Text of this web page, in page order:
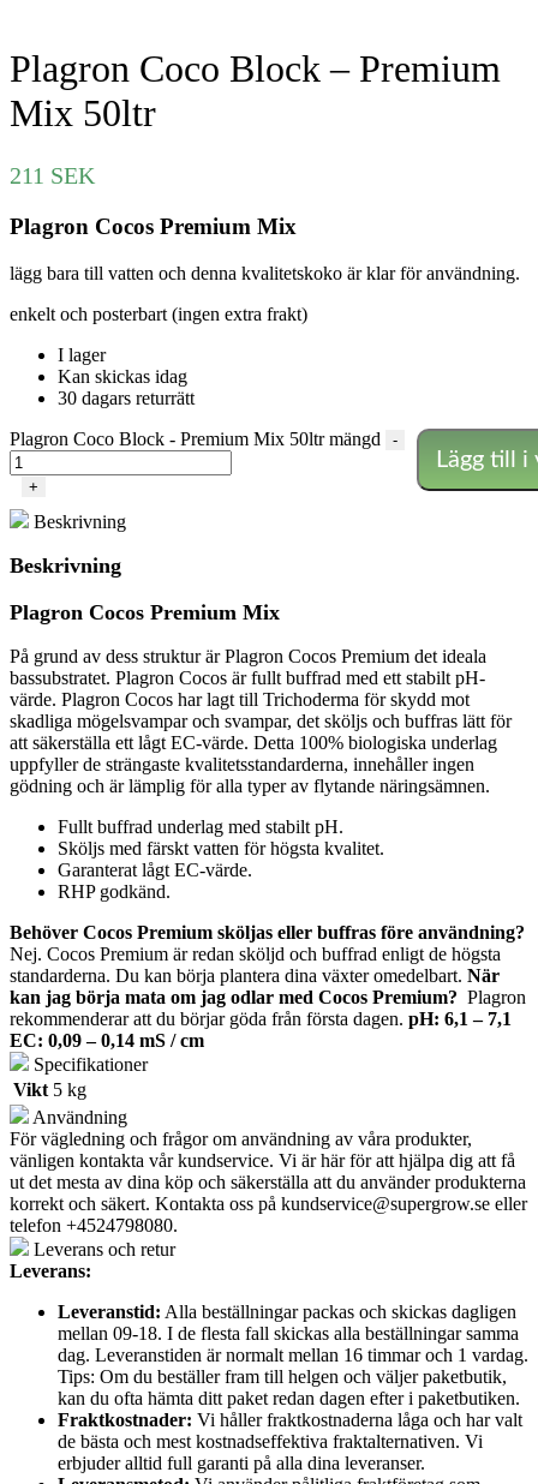
Plagron Coco Block – Premium
Mix 50ltr
211 SEK
Plagron Cocos Premium Mix
lägg bara till vatten och denna kvalitetskoko är klar för användning.
enkelt och posterbart (ingen extra frakt)
I lager
Kan skickas idag
30 dagars returrätt
Plagron Coco Block - Premium Mix 50ltr mängd
-
+
Lägg till i
Beskrivning
Beskrivning
Plagron Cocos Premium Mix
På grund av dess struktur är Plagron Cocos Premium det ideala
bassubstratet. Plagron Cocos är fullt buffrad med ett stabilt pH-
värde. Plagron Cocos har lagt till Trichoderma för skydd mot
skadliga mögelsvampar och svampar, det sköljs och buffras lätt för
att säkerställa ett lågt EC-värde. Detta 100% biologiska underlag
uppfyller de strängaste kvalitetsstandarderna, innehåller ingen
gödning och är lämplig för alla typer av flytande näringsämnen.
Fullt buffrad underlag med stabilt pH.
Sköljs med färskt vatten för högsta kvalitet.
Garanterat lågt EC-värde.
RHP godkänd.
Behöver Cocos Premium sköljas eller buffras före användning?
Nej. Cocos Premium är redan sköljd och buffrad enligt de högsta
standarderna. Du kan börja plantera dina växter omedelbart. När
kan jag börja mata om jag odlar med Cocos Premium? Plagron
rekommenderar att du börjar göda från första dagen. pH: 6,1 – 7,1
EC: 0,09 – 0,14 mS / cm
Specifikationer
Vikt 5 kg
Användning
För vägledning och frågor om användning av våra produkter,
vänligen kontakta vår kundservice. Vi är här för att hjälpa dig att få
ut det mesta av dina köp och säkerställa att du använder produkterna
korrekt och säkert. Kontakta oss på kundservice@supergrow.se eller
telefon +4524798080.
Leverans och retur
Leverans:
Leveranstid: Alla beställningar packas och skickas dagligen
mellan 09-18. I de flesta fall skickas alla beställningar samma
dag. Leveranstiden är normalt mellan 16 timmar och 1 vardag.
Tips: Om du beställer fram till helgen och väljer paketbutik,
kan du ofta hämta ditt paket redan dagen efter i paketbutiken.
Fraktkostnader: Vi håller fraktkostnaderna låga och har valt
de bästa och mest kostnadseffektiva fraktalternativen. Vi
erbjuder alltid full garanti på alla dina leveranser.